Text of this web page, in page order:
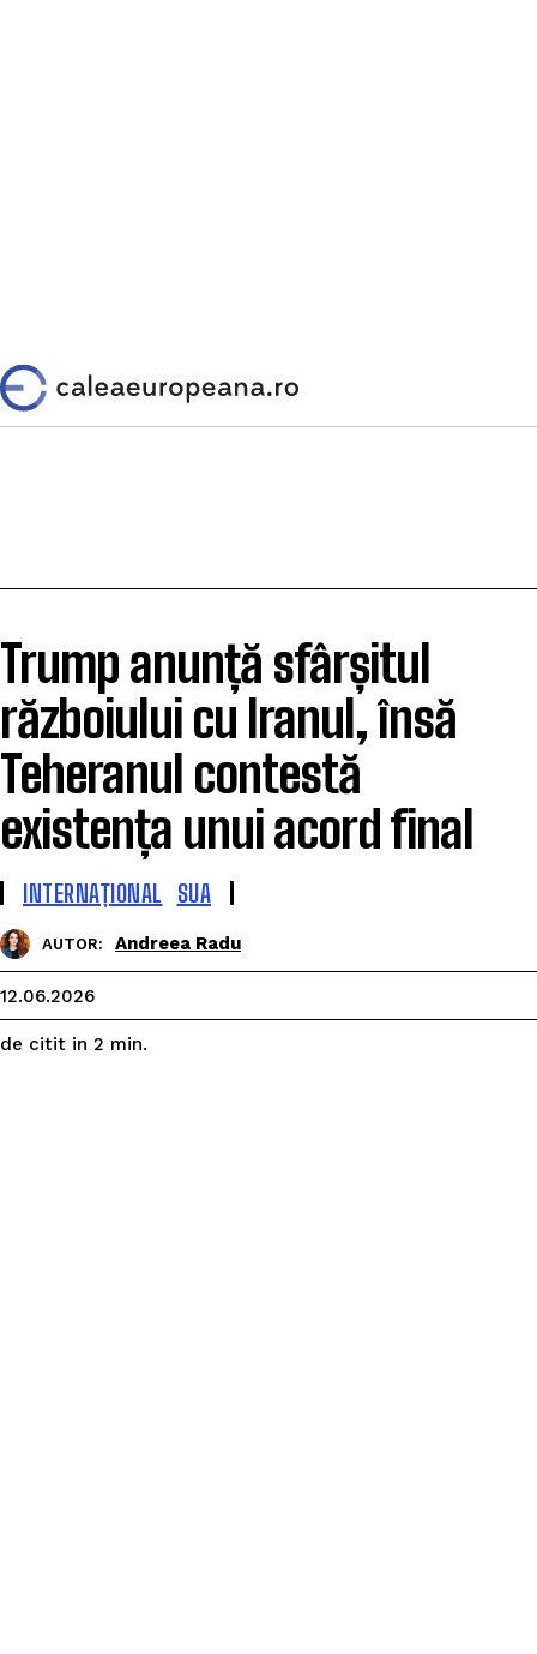
Trump anunță sfârșitul
războiului cu Iranul, însă
Teheranul contestă
existența unui acord final
INTERNAȚIONAL SUA
AUTOR: Andreea Radu
12.06.2026
de citit in 2 min.